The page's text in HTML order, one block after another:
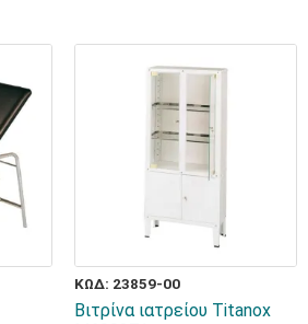
ΚΩΔ: 23859-00
Βιτρίνα ιατρείου Titanox